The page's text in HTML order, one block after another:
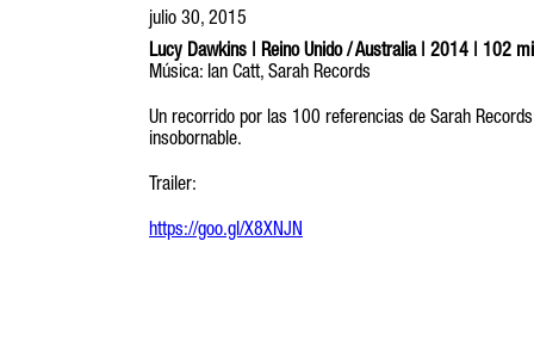
julio 30, 2015
Lucy Dawkins | Reino Unido / Australia | 2014 | 102
Música: Ian Catt, Sarah Records
Un recorrido por las 100 referencias de Sarah
insobornable.
Trailer:
https://goo.gl/X8XNJN